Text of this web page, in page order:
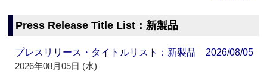
Press Release Title List：新製品
プレスリリース・タイトルリスト：新製品 2026/08/05
2026年08月05日 (水)